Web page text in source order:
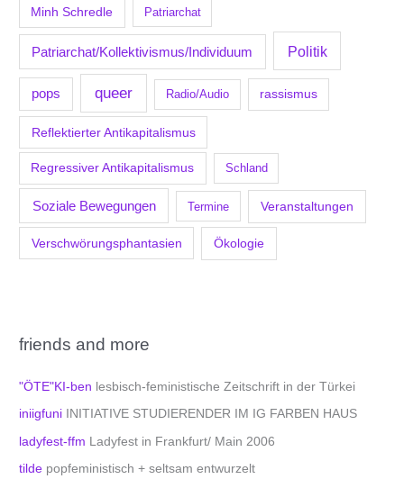
Minh Schredle Patriarchat
Patriarchat/Kollektivismus/Individuum Politik
pops queer Radio/Audio rassismus
Reflektierter Antikapitalismus
Regressiver Antikapitalismus Schland
Soziale Bewegungen Termine Veranstaltungen
Verschwörungsphantasien Ökologie
friends and more
"ÖTE"KI-ben lesbisch-feministische Zeitschrift in der Türkei
iniigfuni INITIATIVE STUDIERENDER IM IG FARBEN HAUS
ladyfest-ffm Ladyfest in Frankfurt/ Main 2006
tilde popfeministisch + seltsam entwurzelt